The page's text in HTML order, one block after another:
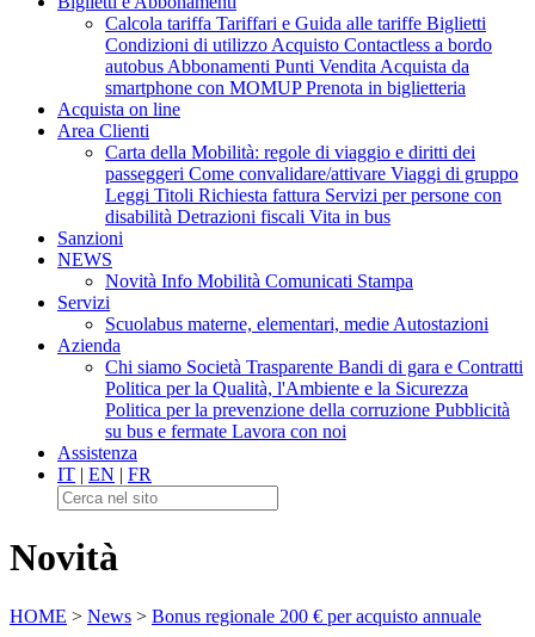
Calcola tariffa Tariffari e Guida alle tariffe Biglietti
Condizioni di utilizzo Acquisto Contactless a bordo
autobus Abbonamenti Punti Vendita Acquista da
smartphone con MOMUPPrenota in biglietteria
Acquista on line
Area Clienti
Carta della Mobilità: regole di viaggio e diritti dei
passeggeri Come convalidare/attivare Viaggi di gruppo
Leggi Titoli Richiesta fattura Servizi per persone con
disabilità Detrazioni fiscali Vita in bus
Sanzioni
NEWS
Novità Info Mobilità Comunicati Stampa
Servizi
Scuolabus materne, elementari, medie Autostazioni
Azienda
Chi siamo Società Trasparente Bandi di gara e Contratti
Politica per la Qualità, l'Ambiente e la Sicurezza
Politica per la prevenzione della corruzione Pubblicità
su bus e fermate Lavora con noi
Assistenza
IT | EN | FR
Novità
HOME > News > Bonus regionale 200 € per acquisto annuale